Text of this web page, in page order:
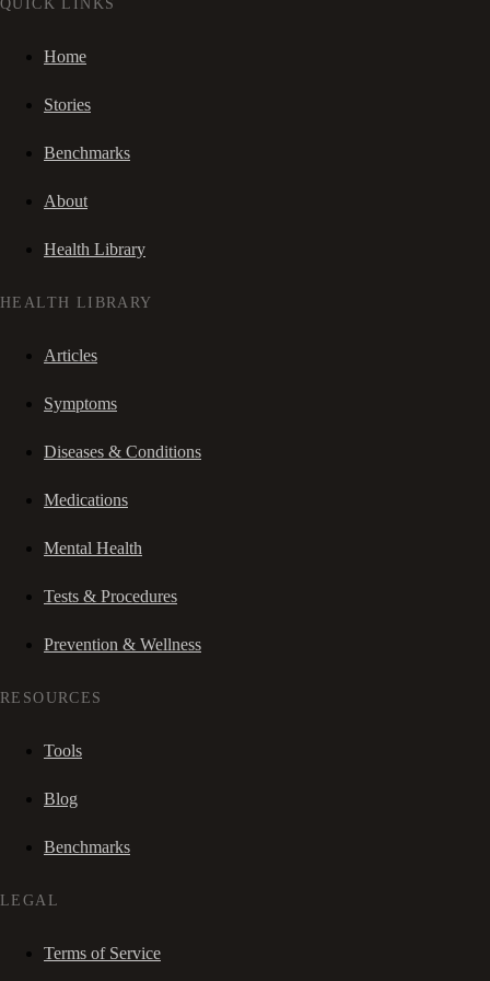
QUICK LINKS
Home
Stories
Benchmarks
About
Health Library
HEALTH LIBRARY
Articles
Symptoms
Diseases & Conditions
Medications
Mental Health
Tests & Procedures
Prevention & Wellness
RESOURCES
Tools
Blog
Benchmarks
LEGAL
Terms of Service